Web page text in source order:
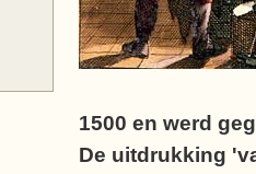
1500 en werd
De uitdrukking